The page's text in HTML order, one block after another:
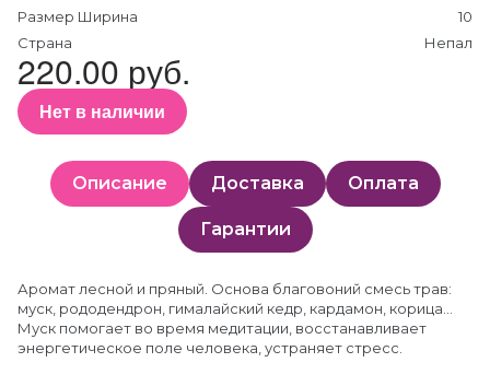
Размер Ширина
10
Страна
Непал
220.00 руб.
Нет в наличии
Описание Доставка Оплата
Гарантии
Аромат лесной и пряный. Основа благовоний смесь трав:
муск, рододендрон, гималайский кедр, кардамон, корица…
Муск помогает во время медитации, восстанавливает
энергетическое поле человека, устраняет стресс.